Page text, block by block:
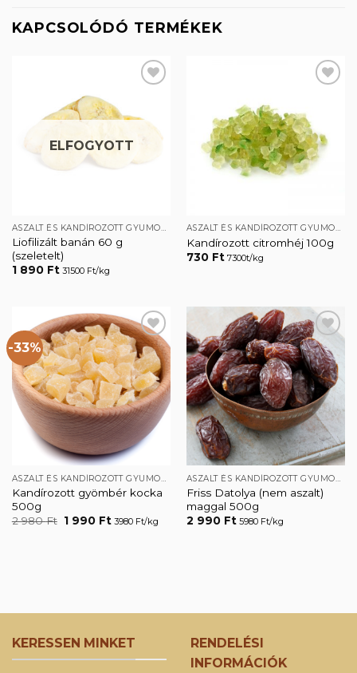
KAPCSOLÓDÓ TERMÉKEK
Kedvencekhez
ELFOGYOTT
ASZALT ÉS KANDÍROZOTT GYÜMÖLCSÖK
Liofilizált banán 60 g
(szeletelt)
1 890 Ft31500 Ft/kg
Kedvencekhez
ASZALT ÉS KANDÍROZOTT GYÜMÖLCSÖK
Kandírozott citromhéj 100g
730 Ft7300t/kg
-33%
Kedvencekhez
ASZALT ÉS KANDÍROZOTT GYÜMÖLCSÖK
Kandírozott gyömbér kocka
500g
2 980Ft Original
1 990 FtCurrent
3980 Ft/kg
Kedvencekhez
ASZALT ÉS KANDÍROZOTT GYÜMÖLCSÖK
Friss Datolya (nem aszalt)
maggal 500g
2 990 Ft5980 Ft/kg
KERESSEN MINKET
RENDELÉSI
INFORMÁCIÓK